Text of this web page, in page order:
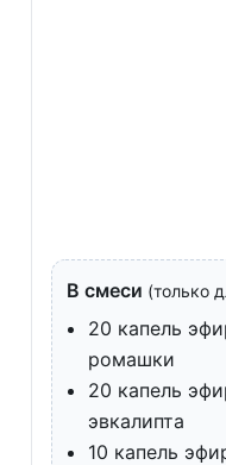
В смеси (только
20 капель
ромашки
20 капель
эвкалипта
10 капель